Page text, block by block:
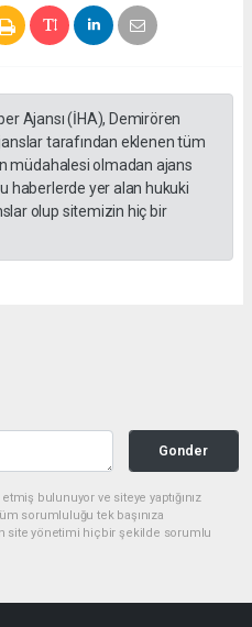
Ajansı (İHA), Demirören
tarafından eklenen tüm
müdahalesi olmadan ajans
haberlerde yer alan hukuki
olup sitemizin hiç bir
Gonder
bulunuyor ve siteye yaptığınız
sorumluluğu tek başınıza
site yönetimi hiçbir şekilde sorumlu